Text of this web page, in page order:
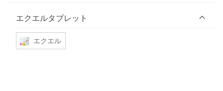
エクエルタブレット
エクエル